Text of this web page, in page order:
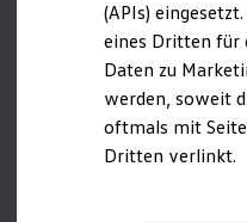
R-Kollektion
GTI
Fußball
#wedriveproud
Besitzer und Service
myVolkswagen
(APIs)
eines Dritten für
Daten zu
werden, soweit
oftmals mit
Dritten verlinkt.